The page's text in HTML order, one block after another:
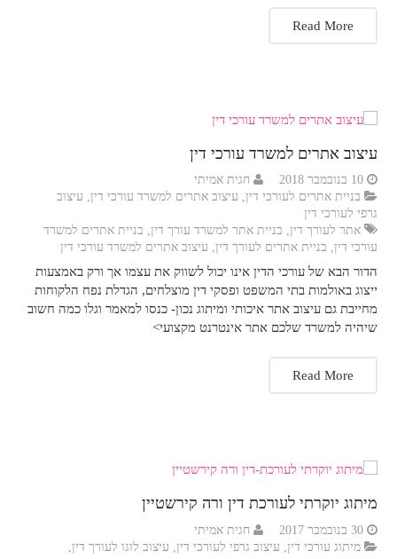
Read More
עיצוב אתרים למשרד עורכי דין
10 בנובמבר 2018
חגית אמיתי
בניית אתרים לעורכי דין, עיצוב אתרים למשרד עורכי דין, עיצוב
גרפי לעורכי דין
אתר לעורך דין, בניית אתר למשרד עורך דין, בניית אתרים למשרד
עורכי דין, בניית אתרים לעורך דין, עיצוב אתרים למשרד עורכי דין
הדור הבא של עורכי הדין אינו יכול לשווק את עצמו אך ורק באמצעות
ייצוג באולמות בתי המשפט ופסקי דין מוצלחים, הגדלת נפח הלקוחות
מחייבת גם עיצוב אתר איכותי ומיתוג נכון- כנסו למאמר וגלו כמה חשוב
שיהיה למשרד שלכם אתר אינטרנט מקצועי>
Read More
מיתוג יוקרתי לעורכת דין ורה קירשטיין
30 בנובמבר 2017
חגית אמיתי
מיתוג עורכי דין עיצוב גרפי לעורכי דין עיצוב לוגו לעורך דין